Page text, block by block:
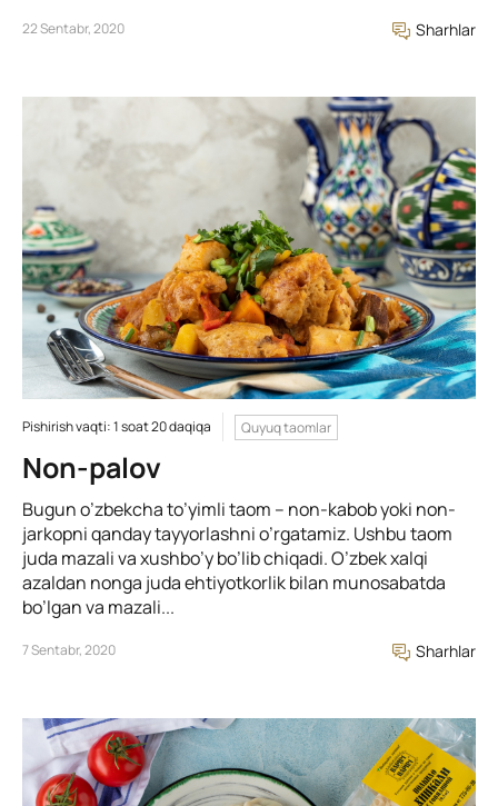
22 Sentabr, 2020 Sharhlar
Pishirish vaqti: 1 soat 20 daqiqa Quyuq taomlar
Non-palov
Bugun o’zbekcha to’yimli taom – non-kabob yoki non-
jarkopni qanday tayyorlashni o’rgatamiz. Ushbu taom
juda mazali va xushbo’y bo’lib chiqadi. O’zbek xalqi
azaldan nonga juda ehtiyotkorlik bilan munosabatda
bo’lgan va mazali...
7 Sentabr, 2020 Sharhlar